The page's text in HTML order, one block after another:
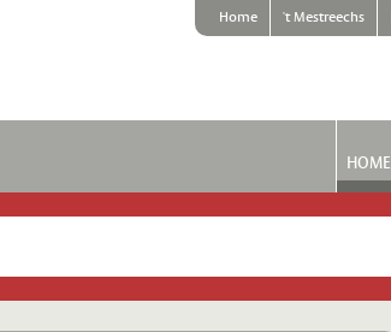
Home 't Mestreechs
HOME